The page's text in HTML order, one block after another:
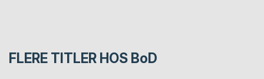
FLERE TITLER HOS BoD